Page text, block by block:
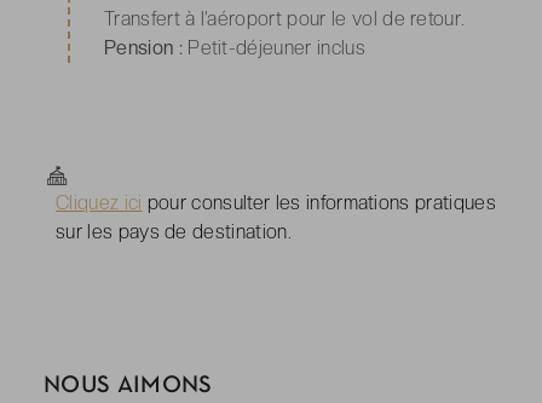
Transfert à l’aéroport pour le vol de retour.
Pension : Petit-déjeuner inclus
Cliquez ici pour consulter les informations pratiques
sur les pays de destination.
NOUS AIMONS